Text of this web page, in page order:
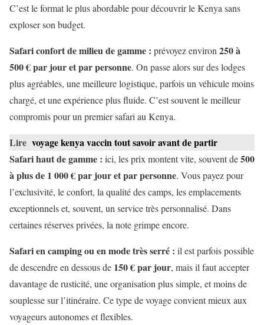
C’est le format le plus abordable pour découvrir le Kenya sans
exploser son budget.
Safari confort de milieu de gamme : prévoyez environ 250 à
500 € par jour et par personne. On passe alors sur des lodges
plus agréables, une meilleure logistique, parfois un véhicule moins
chargé, et une expérience plus fluide. C’est souvent le meilleur
compromis pour un premier safari au Kenya.
Lire voyage kenya vaccin tout savoir avant de partir
Safari haut de gamme : ici, les prix montent vite, souvent de500
à plus de 1 000 € par jour et par personne. Vous payez pour
l’exclusivité, le confort, la qualité des camps, les emplacements
exceptionnels et, souvent, un service très personnalisé. Dans
certaines réserves privées, la note grimpe encore.
Safari en camping ou en mode très serré : il est parfois possible
de descendre en dessous de 150 € par jour, mais il faut accepter
davantage de rusticité, une organisation plus simple, et moins de
souplesse sur l’itinéraire. Ce type de voyage convient mieux aux
voyageurs autonomes et flexibles.